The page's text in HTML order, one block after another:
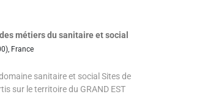
métiers du sanitaire et social
France
sanitaire et social Sites de
sur le territoire du GRAND EST